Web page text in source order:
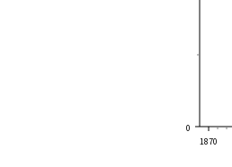
0
1870